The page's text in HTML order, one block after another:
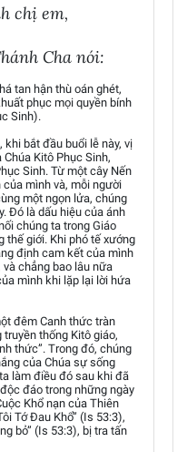
chị em,
Cha nói:
tan hận thù oán ghét,
phục mọi quyền bính
Sinh).
khi bắt đầu buổi lễ này, vị
Kitô Phục Sinh,
Sinh. Từ một cây Nến
mình và, mỗi người
một ngọn lửa, chúng
Đó là dấu hiệu của ánh
chúng ta trong Giáo
thế giới. Khi phó tế xướng
định cam kết của mình
chẳng bao lâu nữa
mình khi lặp lại lời hứa
đêm Canh thức tràn
thống Kitô giáo,
thức”. Trong đó, chúng
của Chúa sự sống
làm điều đó sau khi đã
đáo trong những ngày
Khổ nạn của Thiên
Tớ Đau Khổ” (Is 53:3),
bỏ” (Is 53:3), bị tra tấn